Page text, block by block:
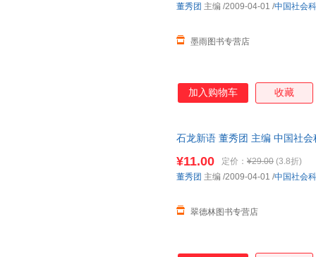
墨雨图书专营店
董秀团 主编 /2009-04-01 /中国社会
加入购物车 收藏
石龙新语 董秀团 主编 中国社
¥11.00 定价： ¥29.00 (3.8折)
翠德林图书专营店
董秀团 主编 /2009-04-01 /中国社会